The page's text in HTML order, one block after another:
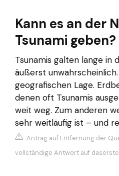
Kann es an der
Tsunami geben?
Tsunamis galten lange in
äußerst
geografischen Lage.
denen oft Tsunamis
weit weg. Zum anderen
sehr weitläufig ist – und
Antrag auf Entfernung der
vollständige Antwort auf